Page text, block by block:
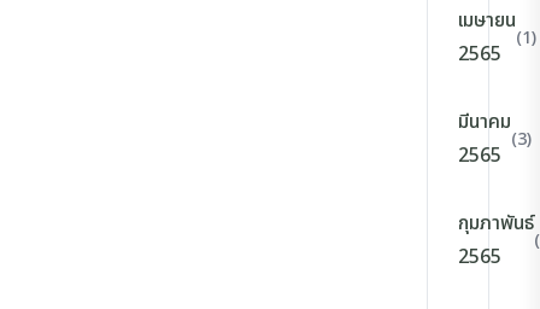
เมษายน
2565
(1)
มีนาคม
2565
(3)
กุมภาพันธ์
2565